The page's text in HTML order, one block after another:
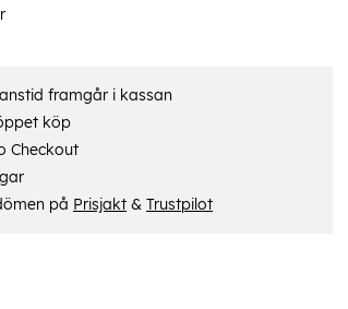
framgår i kassan
köp
Checkout
på Prisjakt& Trustpilot